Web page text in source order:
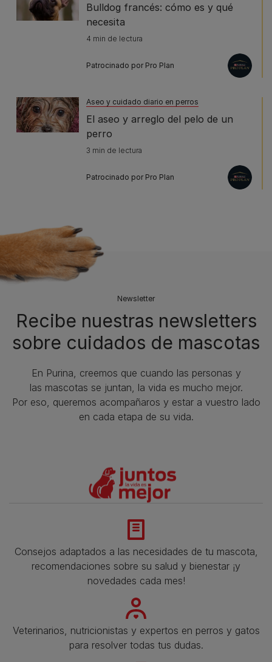
Bulldog francés: cómo es y qué
necesita
4 min de lectura
Patrocinado por Pro Plan
Aseo y cuidado diario en perros
El aseo y arreglo del pelo de un
perro
3 min de lectura
Patrocinado por Pro Plan
Newsletter
Recibe nuestras newsletters
sobre cuidados de mascotas​
En Purina, creemos que cuando las personas y
las mascotas se juntan, la vida es mucho mejor.
Por eso, queremos acompañaros y estar a vuestro lado
en cada etapa de su vida.​
Consejos adaptados a las necesidades de tu mascota,
recomendaciones sobre su salud y bienestar ¡y
novedades cada mes!
Veterinarios, nutricionistas y expertos en perros y gatos
para resolver todas tus dudas.​